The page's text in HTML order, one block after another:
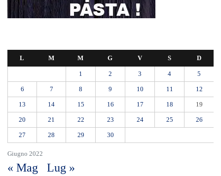
Giugno 2022
L M M G V S D
1 2 3 4 5
6 7 8 9 10 11 12
13 14 15 16 17 18 19
20 21 22 23 24 25 26
27 28 29 30
« Mag Lug »